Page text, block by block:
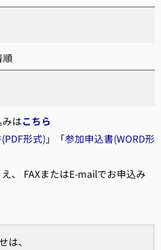
はこちら
形式) 」「参加申込書(WORD形
FAXまたはE-mailでお申込み
は、